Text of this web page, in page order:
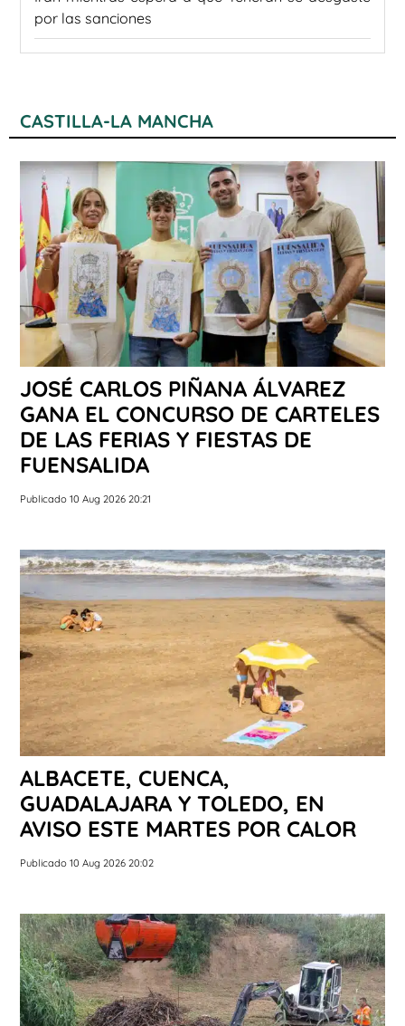
por las sanciones
CASTILLA-LA MANCHA
JOSÉ CARLOS PIÑANA ÁLVAREZ
GANA EL CONCURSO DE CARTELES
DE LAS FERIAS Y FIESTAS DE
FUENSALIDA
Publicado 10 Aug 2026 20:21
ALBACETE, CUENCA,
GUADALAJARA Y TOLEDO, EN
AVISO ESTE MARTES POR CALOR
Publicado 10 Aug 2026 20:02